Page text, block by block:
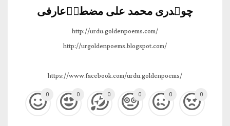
چوہدری محمد علی مضطرؔعارفی
http://urdu.goldenpoems.com/
http://urgoldenpoems.blogspot.com/
https://www.facebook.com/urdu.goldenpoems/
0 0 0 0 0 0